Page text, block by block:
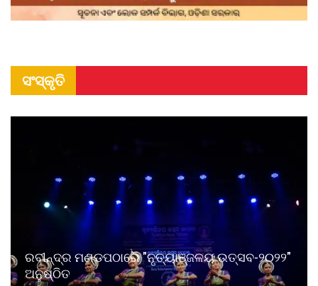
ସଂସ୍କୃତି
ରବୀନ୍ଦ୍ର ମଣ୍ଡପଠାରେ "ନୃତ୍ୟାଞ୍ଜଳୟ ଉତ୍ସବ-୨୦୨୨"
ଅନୁଷ୍ଠିତ